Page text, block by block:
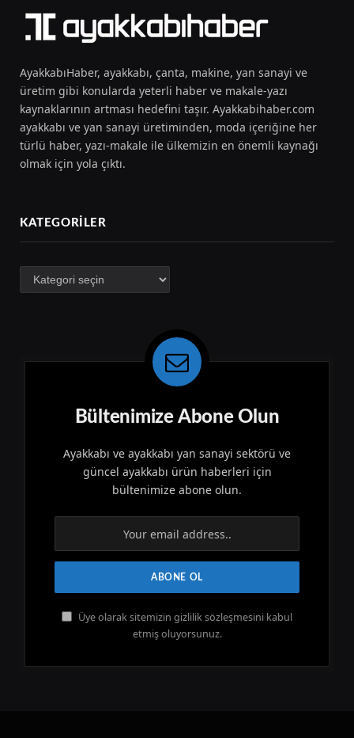
AyakkabıHaber, ayakkabı, çanta, makine, yan sanayi ve
üretim gibi konularda yeterli haber ve makale-yazı
kaynaklarının artması hedefini taşır. Ayakkabihaber.com
ayakkabı ve yan sanayi üretiminden, moda içeriğine her
türlü haber, yazı-makale ile ülkemizin en önemli kaynağı
olmak için yola çıktı.
KATEGORILER
Kategoriler
Bültenimize Abone Olun
Ayakkabı ve ayakkabı yan sanayi sektörü ve
güncel ayakkabı ürün haberleri için
bültenimize abone olun.
Üye olarak sitemizin gizlilik sözleşmesini kabul
etmiş oluyorsunuz.